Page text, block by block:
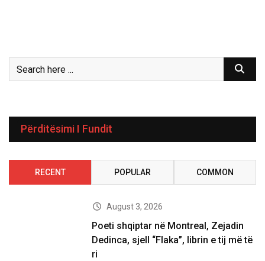
Përditësimi I Fundit
RECENT POPULAR COMMON
August 3, 2026
Poeti shqiptar në Montreal, Zejadin
Dedinca, sjell “Flaka”, librin e tij më të
ri